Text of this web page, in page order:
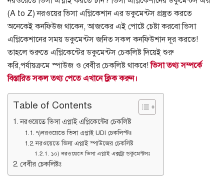
(A to Z)নরওয়ের ভিসা এপ্লিকেশান এর ডকুমেন্টস প্রস্তুত করতে
অনেকেই কনফিউজ থাকেন,আজকের এই পোষ্টে চেষ্টা করবো ভিসা
এপ্লিকেশানের সময় ডকুমেন্টস জনিত সকল কনফিউশান দূর করতে!
তাহলে শুরুতে এপ্লিকেন্টের ডকুমেন্টস চেকলিষ্ট দিয়েই শুরু
করি,পর্যায়ক্রমে স্পাউজ ও বেবীর চেকলিষ্ট থাকবে!ভিসা তথ্য সম্পর্কে
বিস্তারিত সকল তথ্য পেতে এখানে ক্লিক করুন।
Table of Contents
নরওয়েতে ভিসা এপ্লাই এপ্লিকেন্টের চেকলিষ্ট
৭)নরওয়েতে ভিসা এপ্লাই UDI চেকলিস্টঃ
নরওয়েতে ভিসা এপ্লাই স্পাউজের চেকলিষ্ট
১০) নরওয়েতে ভিসা এপ্লাই এক্সট্রা ডকুমেন্টসঃ
বেবীর চেকলিষ্টঃ